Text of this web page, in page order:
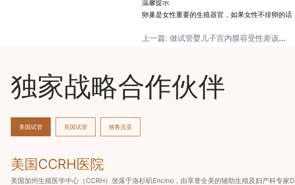
温馨提示
卵巢是女性重要的生殖器官，如果女性不排卵的
上一篇: 做试管婴儿子宫内膜容受性差该怎么办呢？
独家战略合作伙伴
美国CCRH医院
美国加州生殖医学中心（CCRH）坐落于洛杉矶Encino，由享誉全美的辅助生殖及妇产科专家
美国试管 英国试管 格鲁吉亚